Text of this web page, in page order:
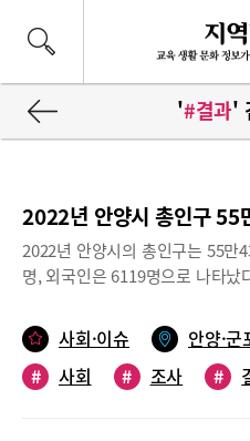
'#결과'
2022년 안양시의 총인구는 55만
명, 외국인은 6119명으로 나타
사교육비는 109만원, 학생 1인당
으로 나타났다. 안양시는 지난해
제9회 안양시 사회조사 결과>를
사회·이슈 안양·군
#
사회 # 조사 #